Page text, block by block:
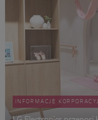
INFORMACJE